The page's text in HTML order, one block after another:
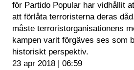
för Partido Popular har vidhållit
att förlåta terroristerna deras
måste terroristorganisationens
kampen varit förgäves ses som
historiskt perspektiv.
23 apr 2018 | 06:59